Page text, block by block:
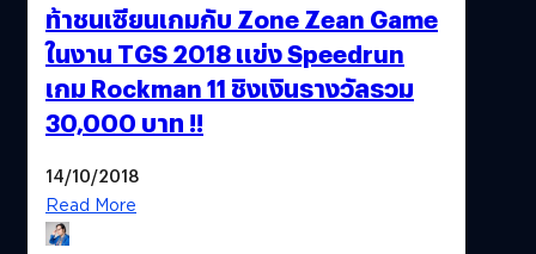
ท้าชนเซียนเกมกับ Zone Zean Game
ในงาน TGS 2018 แข่ง Speedrun
เกม Rockman 11 ชิงเงินรางวัลรวม
30,000 บาท !!
14/10/2018
Read More